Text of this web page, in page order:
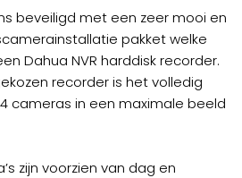
beveiligd met een zeer mooi en
pakket welke
Dahua NVR harddisk recorder.
recorder is het volledig
cameras in een maximale beeld
zijn voorzien van dag en